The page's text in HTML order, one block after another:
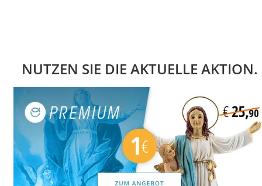
NUTZEN SIE DIE AKTUELLE AKTION.